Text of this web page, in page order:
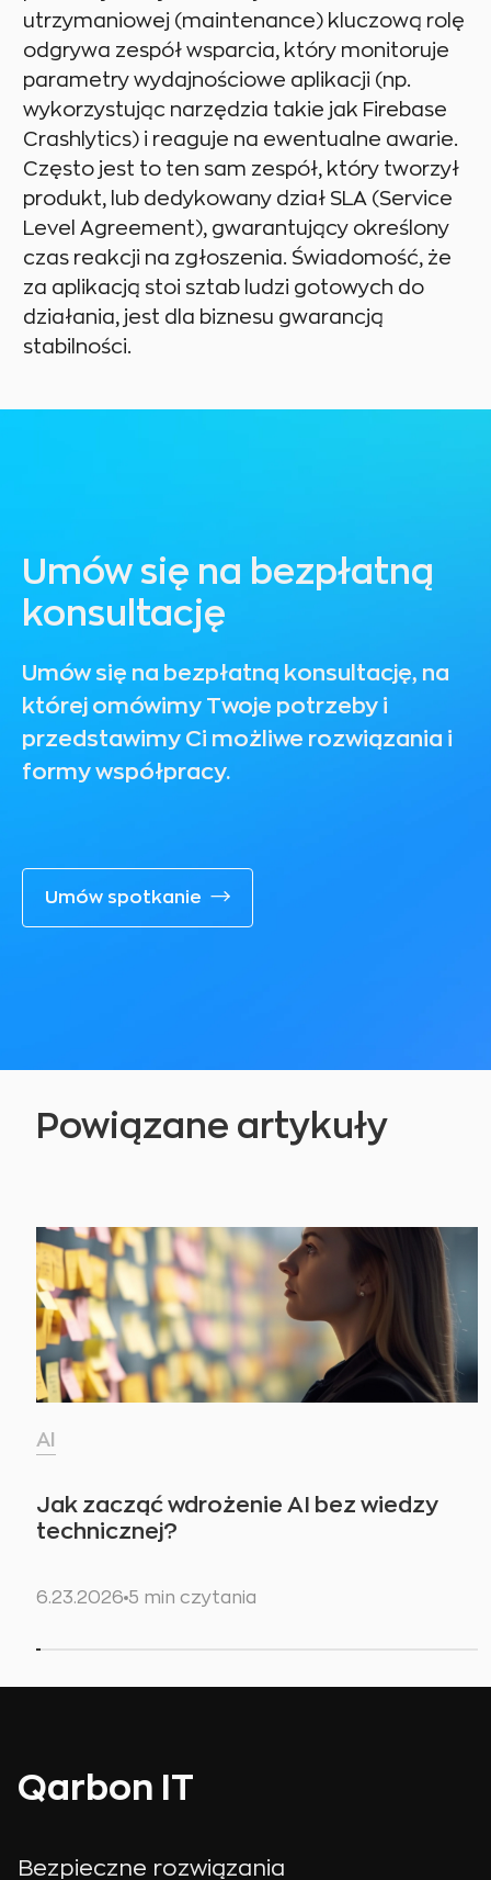
utrzymaniowej (maintenance) kluczową rolę
odgrywa zespół wsparcia, który monitoruje
parametry wydajnościowe aplikacji (np.
wykorzystując narzędzia takie jak Firebase
Crashlytics) i reaguje na ewentualne awarie.
Często jest to ten sam zespół, który tworzył
produkt, lub dedykowany dział SLA (Service
Level Agreement), gwarantujący określony
czas reakcji na zgłoszenia. Świadomość, że
za aplikacją stoi sztab ludzi gotowych do
działania, jest dla biznesu gwarancją
stabilności.
Umów się na bezpłatną
konsultację
Umów się na bezpłatną konsultację, na
której omówimy Twoje potrzeby i
przedstawimy Ci możliwe rozwiązania i
formy współpracy.
Umów spotkanie
Powiązane artykuły
AI
Jak zacząć wdrożenie AI bez wiedzy
technicznej?
6.23.2026 5 min czytania
Qarbon IT
Bezpieczne rozwiązania